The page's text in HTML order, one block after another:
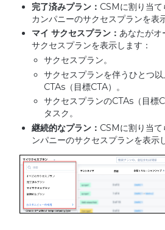
完了済みプラン： CSMに割り当て
カンパニーのサクセスプランを表
マイ サクセスプラン： あなたがオ
サクセスプランを表示します：
サクセスプラン。
サクセスプランを伴うひとつ
CTAs（目標CTA）。
サクセスプランのCTAs（目標
タスク。
継続的なプラン： CSMに割り当て
ンパニーのサクセスプランを表示